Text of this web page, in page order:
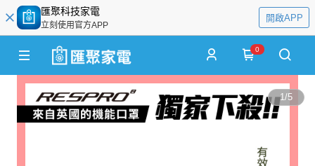
匯聚科技家電
立刻使用官方APP
開啟APP
0
1/5